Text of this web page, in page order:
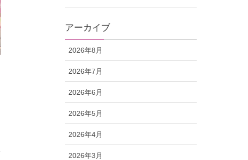
アーカイブ
2026年8月
2026年7月
2026年6月
2026年5月
2026年4月
2026年3月